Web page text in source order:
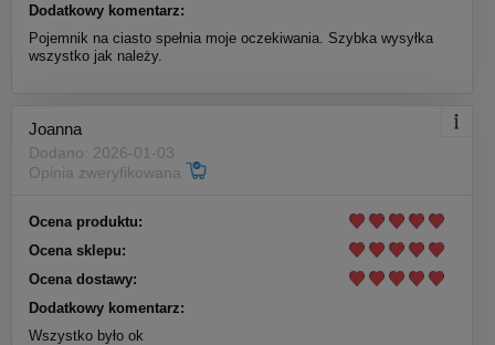
Dodatkowy komentarz:
Pojemnik na ciasto spełnia moje oczekiwania. Szybka wysyłka
wszystko jak należy.
Joanna
Dodano: 2026-01-03
Opinia zweryfikowana
Ocena produktu:
Ocena sklepu:
Ocena dostawy:
Dodatkowy komentarz:
Wszystko było ok